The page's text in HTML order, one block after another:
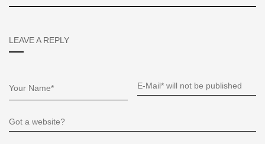
LEAVE A REPLY